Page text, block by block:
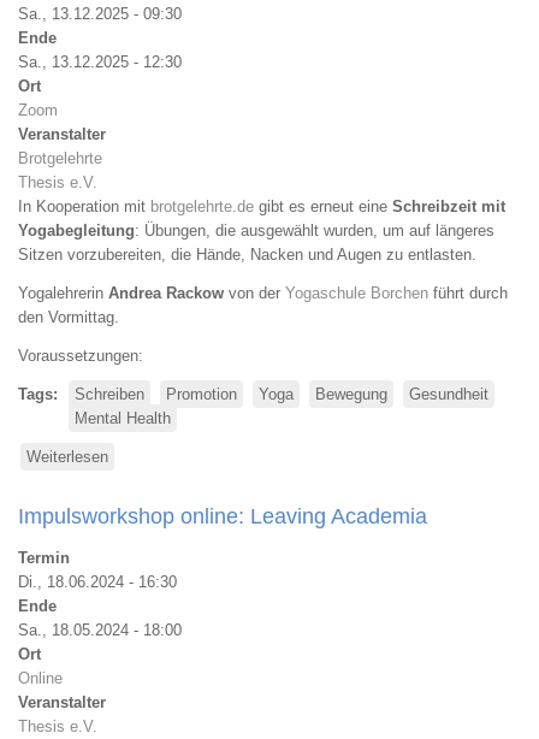
Sa., 13.12.2025 - 09:30
Ende
Sa., 13.12.2025 - 12:30
Ort
Zoom
Veranstalter
Brotgelehrte
Thesis e.V.
In Kooperation mit brotgelehrte.de gibt es erneut eine Schreibzeit mit
Yogabegleitung: Übungen, die ausgewählt wurden, um auf längeres
Sitzen vorzubereiten, die Hände, Nacken und Augen zu entlasten.
Yogalehrerin Andrea Rackow von der Yogaschule Borchen führt durch
den Vormittag.
Voraussetzungen:
Tags Schreiben Promotion Yoga Bewegung
Gesundheit
Mental Health
Weiterlesen
und
Yoga
Impulsworkshop online: Leaving Academia
Termin
Di., 18.06.2024 - 16:30
Ende
Sa., 18.05.2024 - 18:00
Ort
Online
Veranstalter
Thesis e.V.